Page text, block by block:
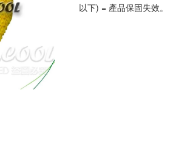
以下) = 產品保固失效。